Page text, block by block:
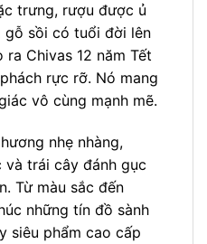
trưng, rượu được ủ
gỗ sồi có tuổi đời lên
ra Chivas 12 năm Tết
rực rỡ. Nó mang
vô cùng mạnh mẽ.
nhẹ nhàng,
và trái cây đánh gục
Từ màu sắc đến
những tín đồ sành
siêu phẩm cao cấp